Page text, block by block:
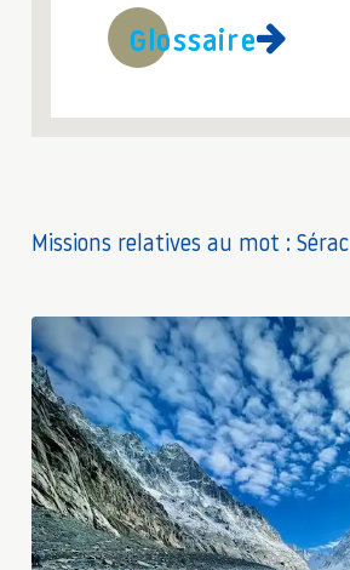
Glossaire
Missions relatives au mot : Sérac